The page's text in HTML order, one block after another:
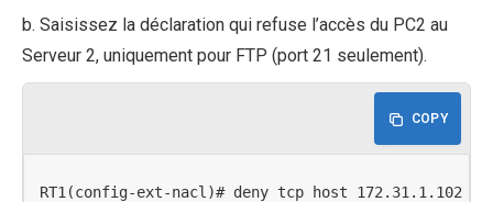
b. Saisissez la déclaration qui refuse l’accès du PC2 au
Serveur 2, uniquement pour FTP (port 21 seulement).
COPY
RT1(config-ext-nacl)# deny tcp host 172.31.1.102